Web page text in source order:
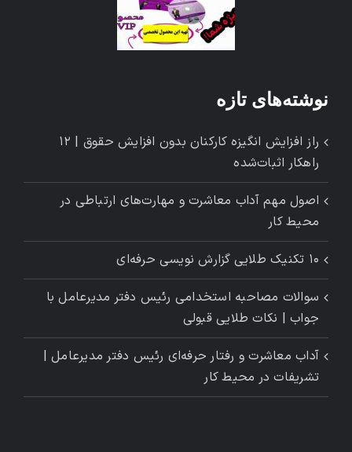
نوشته‌های تازه
راز افزایش انگیزه کارکنان بدون افزایش حقوق | ۱۲
راهکار اثبات‌شده
اصول مهم آداب معاشرت و مهارت‌های ارتباطی در
محیط کار
۱۰ تکنیک طلایی گزارش ‌نویسی حرفه‌ای
سوالات مصاحبه استخدامی رئیس دفتر مدیرعامل با
جواب | نکات طلایی قبولی
آداب معاشرت و رفتار حرفه‌ای رئیس دفتر مدیرعامل |
تشریفات در محیط کار